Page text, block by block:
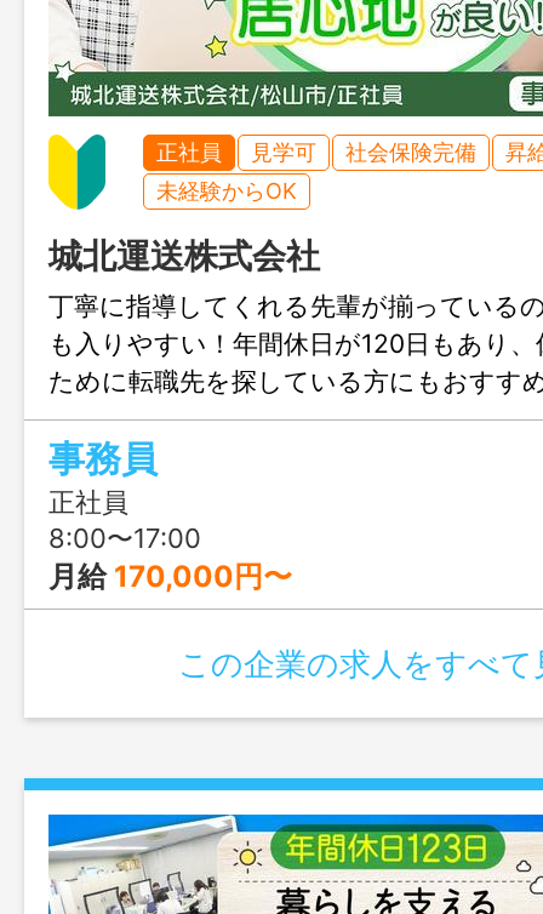
正社員 見学可 社会保険完備
昇
未経験からOK
城北運送株式会社
丁寧に指導してくれる先輩が揃っている
も入りやすい！年間休日が120日もあり
ために転職先を探している方にもおすす
事務員
正社員
8:00〜17:00
月給 170,000円〜
この企業の求人をすべて